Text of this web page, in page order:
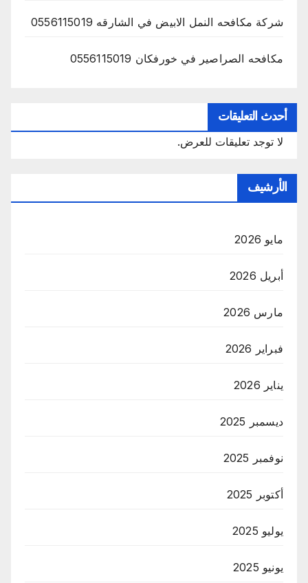
شركة مكافحه النمل الابيض في الشارقه 0556115019
مكافحه الصراصير في خورفكان 0556115019
أحدث التعليقات
لا توجد تعليقات للعرض.
الأرشيف
مايو 2026
أبريل 2026
مارس 2026
فبراير 2026
يناير 2026
ديسمبر 2025
نوفمبر 2025
أكتوبر 2025
يوليو 2025
يونيو 2025